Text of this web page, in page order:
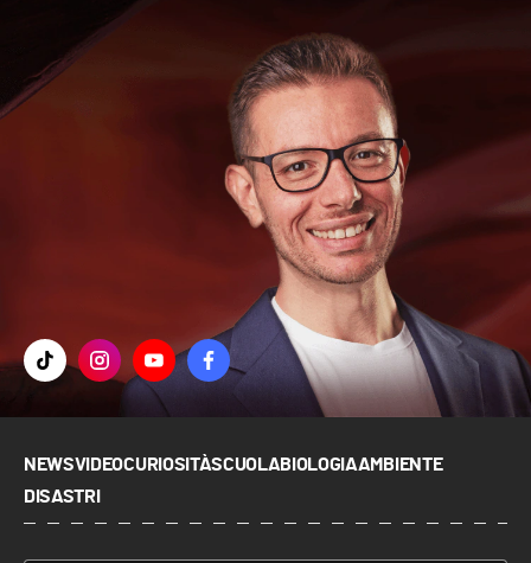
NEWSVIDEOCURIOSITÀSCUOLABIOLOGIAAMBIENTE
DISASTRI